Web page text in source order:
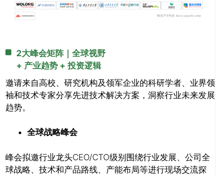
2大峰会矩阵｜全球视野
+ 产业趋势 + 投资逻辑
邀请来自高校、研究机构及领军企业的科研学者、业界领
袖和技术专家分享先进技术解决方案，洞察行业未来发展
趋势。
全球战略峰会
峰会拟邀行业龙头CEO/CTO级别围绕行业发展、公司全
球战略、技术和产品路线、产能布局等进行现场交流探